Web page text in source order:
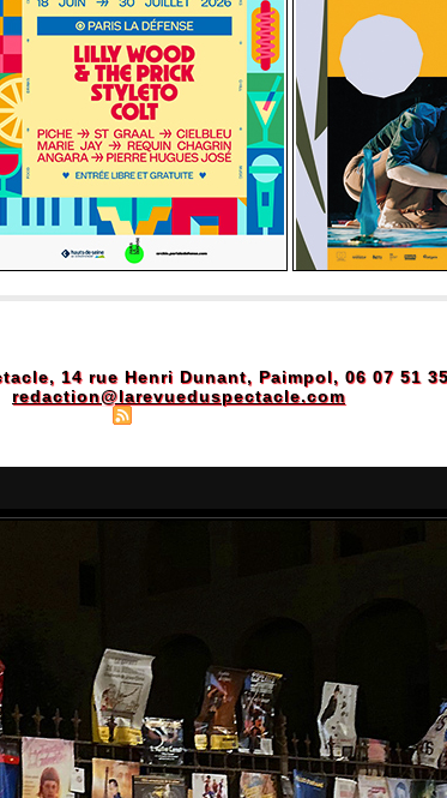
14 rue Henri Dunant, Paimpol, 06 07 51
redaction@larevueduspectacle.com